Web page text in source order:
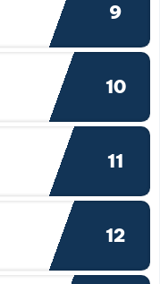
9
10
11
12